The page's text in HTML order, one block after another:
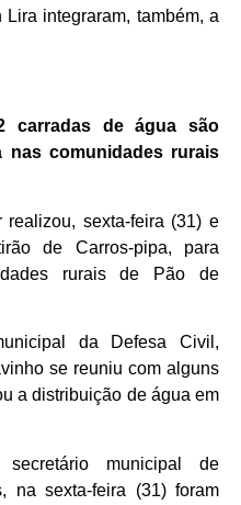
integraram, também, a
carradas de água são
nas comunidades rurais
sexta-feira (31) e
de Carros-pipa, para
rurais de Pão de
da Defesa Civil,
se reuniu com alguns
a distribuição de água em
municipal de
na sexta-feira (31) foram